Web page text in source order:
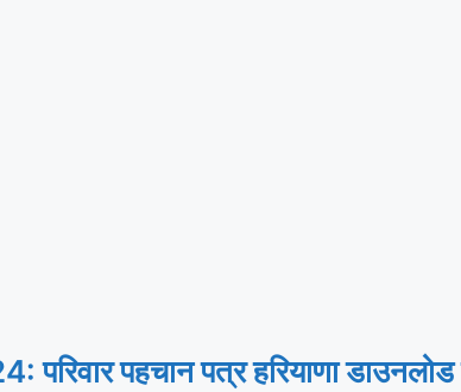
पहचान पत्र हरियाणा डाउनलोड